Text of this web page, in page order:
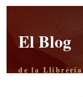
El Blog
de la Llibreria